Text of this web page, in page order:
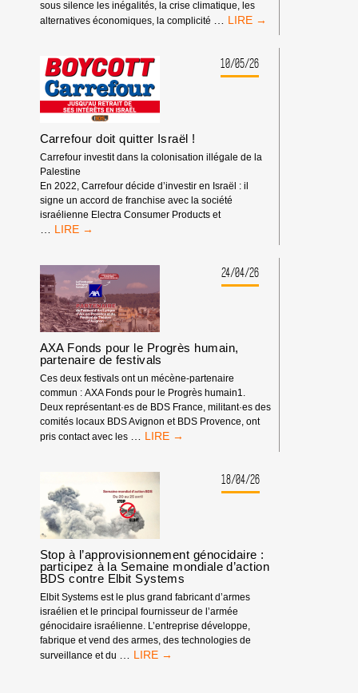
sous silence les inégalités, la crise climatique, les
alternatives économiques, la complicité
RASSEMBLEMENT
L’OCCASION
DES
RENCONTRES
10/05/26
Carrefour doit quitter Israël !
Carrefour investit dans la colonisation illégale de la
Palestine
En 2022, Carrefour décide d’investir en Israël : il
signe un accord de franchise avec la société
israélienne Electra Consumer Products et
CARREFOUR
ISRAËL
!
24/04/26
AXA Fonds pour le Progrès humain,
partenaire de festivals
Ces deux festivals ont un mécène-partenaire
commun : AXA Fonds pour le Progrès humain1.
Deux représentant·es de BDS France, militant·es des
comités locaux BDS Avignon et BDS Provence, ont
pris contact avec les … AXA
PROGRÈS
PARTENAIRE
DE
FESTIVALS
18/04/26
Stop à l’approvisionnement génocidaire :
participez à la Semaine mondiale d’action
BDS contre Elbit Systems
Elbit Systems est le plus grand fabricant d’armes
israélien et le principal fournisseur de l’armée
génocidaire israélienne. L’entreprise développe,
fabrique et vend des armes, des technologies de
surveillance et du … STOP